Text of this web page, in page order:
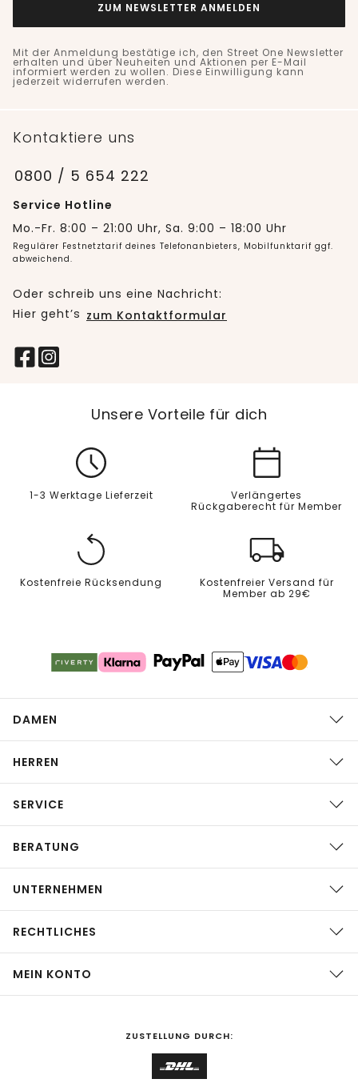
ZUM NEWSLETTER ANMELDEN
Mit der Anmeldung bestätige ich, den Street One Newsletter
erhalten und über Neuheiten und Aktionen per E-Mail
informiert werden zu wollen. Diese Einwilligung kann
jederzeit widerrufen werden.
Kontaktiere uns
0800 / 5 654 222
Service Hotline
Mo.-Fr. 8:00 – 21:00 Uhr, Sa. 9:00 – 18:00 Uhr
Regulärer Festnetztarif deines Telefonanbieters, Mobilfunktarif ggf.
abweichend.
Oder schreib uns eine Nachricht:
Hier geht’s zum Kontaktformular
Unsere Vorteile für dich
1-3 Werktage Lieferzeit
Verlängertes
Rückgaberecht für Member
Kostenfreie Rücksendung
Kostenfreier Versand für
Member ab 29€
DAMEN
HERREN
SERVICE
BERATUNG
UNTERNEHMEN
RECHTLICHES
MEIN KONTO
ZUSTELLUNG DURCH: